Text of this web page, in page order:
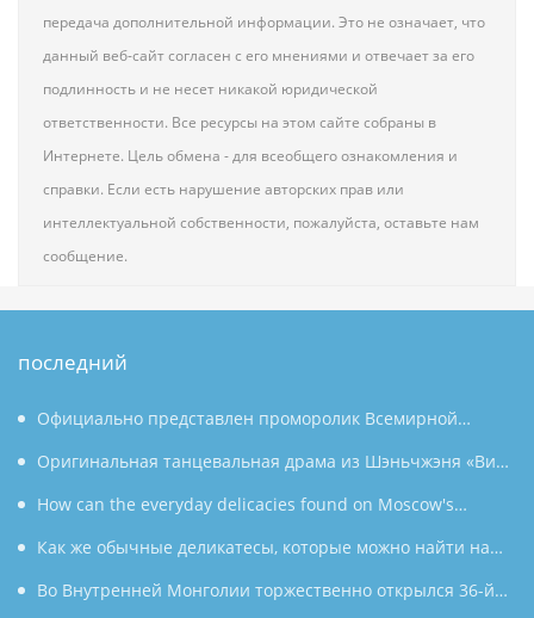
передача дополнительной информации. Это не означает, что
данный веб-сайт согласен с его мнениями и отвечает за его
подлинность и не несет никакой юридической
ответственности. Все ресурсы на этом сайте собраны в
Интернете. Цель обмена - для всеобщего ознакомления и
справки. Если есть нарушение авторских прав или
интеллектуальной собственности, пожалуйста, оставьте нам
сообщение.
последний
Официально представлен проморолик Всемирной
конференции по производству 2026 года: Аньхой
направляет миру «приглашение к умному производству»
Оригинальная танцевальная драма из Шэньчжэня «Вин
Чун» была показана в Южной Корее под бурные овации,
используя танец как мост, открывающий новую главу в
культурном обмене между Китаем и Южной Кореей.
How can the everyday delicacies found on Moscow's
shelves shine on the tables of countless households in the
East?
Как же обычные деликатесы, которые можно найти на
полках московских магазинов, могут украсить столы
Во Внутренней Монголии торжественно открылся 36-й